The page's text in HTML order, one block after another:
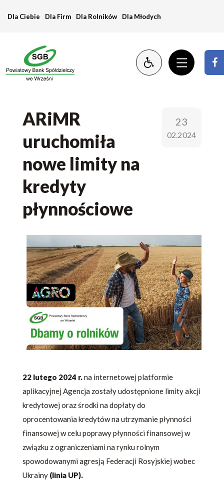
nowe
środków
Dla Ciebie Dla Firm Dla Rolników Dla Młodych
ARiMR
uruchomiła
nowe limity na
kredyty
płynnościowe
23
02.2024
22 lutego 2024 r.na internetowej platformie
aplikacyjnej Agencja zostały udostępnione limity akcji
kredytowej oraz środki na dopłaty do
oprocentowania kredytów na utrzymanie płynności
finansowej w celu poprawy płynności finansowej w
związku z ograniczeniami na rynku rolnym
spowodowanymi agresją Federacji Rosyjskiej wobec
Ukrainy (linia UP).